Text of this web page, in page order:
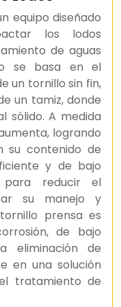
equipo diseñado
los lodos
de aguas
se basa en el
un tornillo sin fin,
un tamiz, donde
sólido. A medida
logrando
su contenido de
y de bajo
para reducir el
su manejo y
prensa es
de bajo
eliminación de
en una solución
tratamiento de